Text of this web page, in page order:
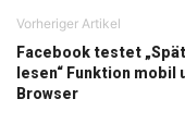
Vorheriger Artikel
Facebook testet
lesen“ Funktion mobil
Browser